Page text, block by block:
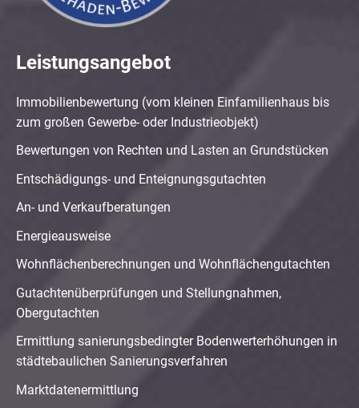
Leistungsangebot
Immobilienbewertung (vom kleinen Einfamilienhaus bis
zum großen Gewerbe- oder Industrieobjekt)
Bewertungen von Rechten und Lasten an Grundstücken
Entschädigungs- und Enteignungsgutachten
An- und Verkaufberatungen
Energieausweise
Wohnflächenberechnungen und Wohnflächengutachten
Gutachtenüberprüfungen und Stellungnahmen,
Obergutachten
Ermittlung sanierungsbedingter Bodenwerterhöhungen in
städtebaulichen Sanierungsverfahren
Marktdatenermittlung